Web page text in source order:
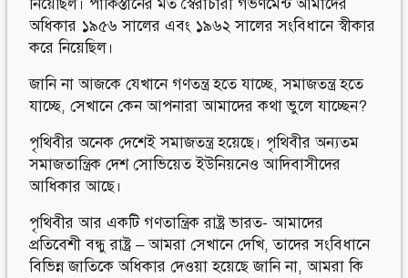
নিয়েছিল। পাকিস্তানের মত স্বৈরাচারী গভর্ণমেন্ট আমাদের
অধিকার ১৯৫৬ সালের এবং ১৯৬২ সালের সংবিধানে স্বীকার
করে নিয়েছিল।
জানি না আজকে যেখানে গণতন্ত্র হতে যাচ্ছে, সমাজতন্ত্র হতে
যাচ্ছে, সেখানে কেন আপনারা আমাদের কথা ভুলে যাচ্ছেন?
পৃথিবীর অনেক দেশেই সমাজতন্ত্র হয়েছে। পৃথিবীর অন্যতম
সমাজতান্ত্রিক দেশ সোভিয়েত ইউনিয়নেও আদিবাসীদের
আধিকার আছে।
পৃথিবীর আর একটি গণতান্ত্রিক রাষ্ট্র ভারত- আমাদের
প্রতিবেশী বন্ধু রাষ্ট্র – আমরা সেখানে দেখি, তাদের সংবিধানে
বিভিন্ন জাতিকে অধিকার দেওয়া হয়েছে জানি না, আমরা কি